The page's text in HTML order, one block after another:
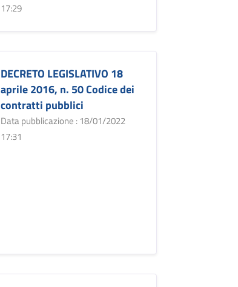
17:29
DECRETO LEGISLATIVO 18
aprile 2016, n. 50 Codice dei
contratti pubblici
Data pubblicazione : 18/01/2022
17:31